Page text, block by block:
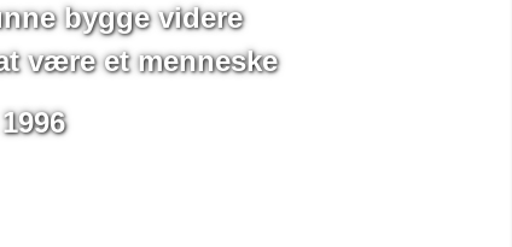
bygge videre
være et menneske